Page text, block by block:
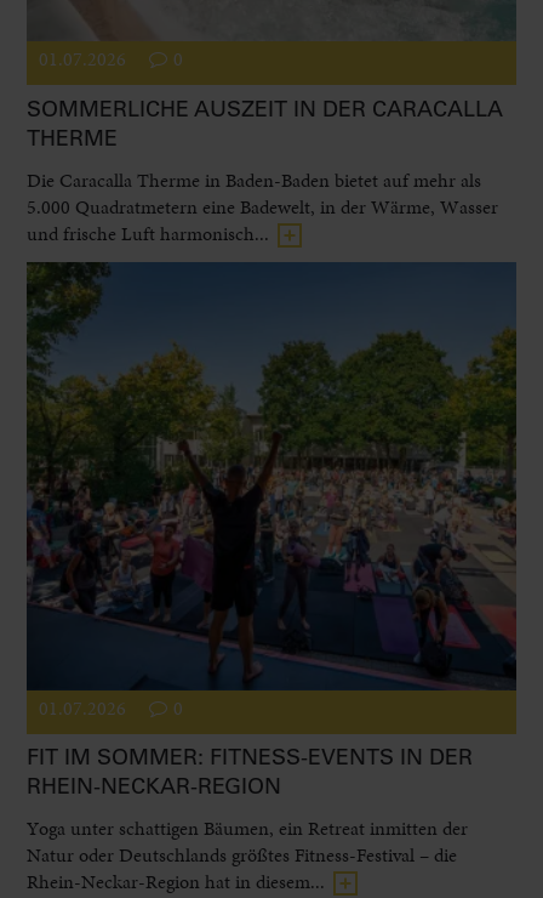
01.07.2026 0
SOMMERLICHE AUSZEIT IN DER CARACALLA
THERME
Die Caracalla Therme in Baden-Baden bietet auf mehr als
5.000 Quadratmetern eine Badewelt, in der Wärme, Wasser
und frische Luft harmonisch...
01.07.2026 0
FIT IM SOMMER: FITNESS-EVENTS IN DER
RHEIN-NECKAR-REGION
Yoga unter schattigen Bäumen, ein Retreat inmitten der
Natur oder Deutschlands größtes Fitness-Festival – die
Rhein-Neckar-Region hat in diesem...